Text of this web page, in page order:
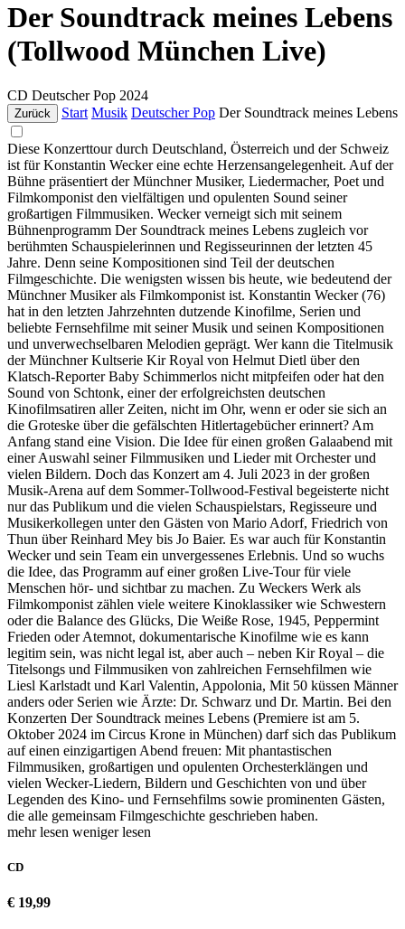
Der Soundtrack meines Lebens
(Tollwood München Live)
CD Deutscher Pop 2024
Zurück Start Musik Deutscher Pop Der Soundtrack meines Lebens
Diese Konzerttour durch Deutschland, Österreich und der Schweiz
ist für Konstantin Wecker eine echte Herzensangelegenheit. Auf der
Bühne präsentiert der Münchner Musiker, Liedermacher, Poet und
Filmkomponist den vielfältigen und opulenten Sound seiner
großartigen Filmmusiken. Wecker verneigt sich mit seinem
Bühnenprogramm Der Soundtrack meines Lebens zugleich vor
berühmten Schauspielerinnen und Regisseurinnen der letzten 45
Jahre. Denn seine Kompositionen sind Teil der deutschen
Filmgeschichte. Die wenigsten wissen bis heute, wie bedeutend der
Münchner Musiker als Filmkomponist ist. Konstantin Wecker (76)
hat in den letzten Jahrzehnten dutzende Kinofilme, Serien und
beliebte Fernsehfilme mit seiner Musik und seinen Kompositionen
und unverwechselbaren Melodien geprägt. Wer kann die Titelmusik
der Münchner Kultserie Kir Royal von Helmut Dietl über den
Klatsch-Reporter Baby Schimmerlos nicht mitpfeifen oder hat den
Sound von Schtonk, einer der erfolgreichsten deutschen
Kinofilmsatiren aller Zeiten, nicht im Ohr, wenn er oder sie sich an
die Groteske über die gefälschten Hitlertagebücher erinnert? Am
Anfang stand eine Vision. Die Idee für einen großen Galaabend mit
einer Auswahl seiner Filmmusiken und Lieder mit Orchester und
vielen Bildern. Doch das Konzert am 4. Juli 2023 in der großen
Musik-Arena auf dem Sommer-Tollwood-Festival begeisterte nicht
nur das Publikum und die vielen Schauspielstars, Regisseure und
Musikerkollegen unter den Gästen von Mario Adorf, Friedrich von
Thun über Reinhard Mey bis Jo Baier. Es war auch für Konstantin
Wecker und sein Team ein unvergessenes Erlebnis. Und so wuchs
die Idee, das Programm auf einer großen Live-Tour für viele
Menschen hör- und sichtbar zu machen. Zu Weckers Werk als
Filmkomponist zählen viele weitere Kinoklassiker wie Schwestern
oder die Balance des Glücks, Die Weiße Rose, 1945, Peppermint
Frieden oder Atemnot, dokumentarische Kinofilme wie es kann
legitim sein, was nicht legal ist, aber auch – neben Kir Royal – die
Titelsongs und Filmmusiken von zahlreichen Fernsehfilmen wie
Liesl Karlstadt und Karl Valentin, Appolonia, Mit 50 küssen Männer
anders oder Serien wie Ärzte: Dr. Schwarz und Dr. Martin. Bei den
Konzerten Der Soundtrack meines Lebens (Premiere ist am 5.
Oktober 2024 im Circus Krone in München) darf sich das Publikum
auf einen einzigartigen Abend freuen: Mit phantastischen
Filmmusiken, großartigen und opulenten Orchesterklängen und
vielen Wecker-Liedern, Bildern und Geschichten von und über
Legenden des Kino- und Fernsehfilms sowie prominenten Gästen,
die alle gemeinsam Filmgeschichte geschrieben haben.
mehr lesen weniger lesen
CD
€ 19,99